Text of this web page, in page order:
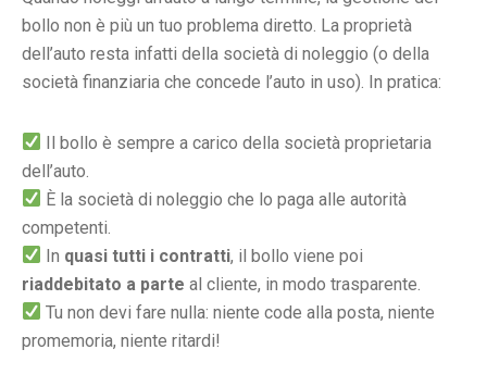
bollo non è più un tuo problema diretto. La proprietà
dell’auto resta infatti della società di noleggio (o della
società finanziaria che concede l’auto in uso). In pratica:
Il bollo è sempre a carico della società proprietaria
dell’auto.
È la società di noleggio che lo paga alle autorità
competenti.
In quasi tutti i contratti, il bollo viene poi
riaddebitato a parte al cliente, in modo trasparente.
Tu non devi fare nulla: niente code alla posta, niente
promemoria, niente ritardi!